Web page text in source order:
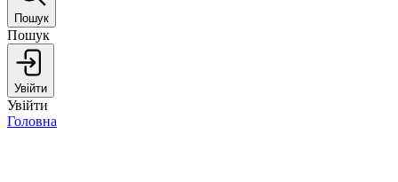
Пошук
Пошук
Увійти
Увійти
Головна